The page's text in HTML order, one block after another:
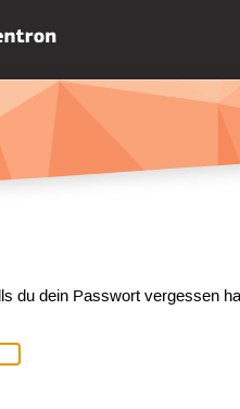
du dein Passwort vergessen